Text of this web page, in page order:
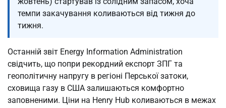
темпи закачування коливаються від тижня до
тижня.
Останній звіт Energy Information Administration
свідчить, що попри рекордний експорт ЗПГ та
геополітичну напругу в регіоні Перської затоки,
сховища газу в США залишаються комфортно
заповненими. Ціни на Henry Hub коливаються в межах